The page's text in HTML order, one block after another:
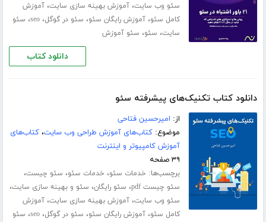
سئو وب سایت،آموزش بهینه سازی سایت،آموزش
کامل سئو،آموزش رایگان سئو، سئو در گوگل،seo، سئو
سایت، سئو، سئو آموزش
دانلود کتاب
دانلود کتاب تکنیک‌های پیشرفته سئو
از: امیرحسین فتاحی
موضوع:کتاب‌های آموزش طراحی وب سایت،کتاب‌های
آموزش کامپیوتر و اینترنت
۳۹ صفحه
برچسب‌ها: خدمات سئو، خدمات سئو، سئو چیست،
سئو چیست pdf ، سئو رایگان، سئو و بهینه سازی سایت،
سئو وب سایت،آموزش بهینه سازی سایت،آموزش
کامل سئو،آموزش رایگان سئو، سئو در گوگل،seo، سئو